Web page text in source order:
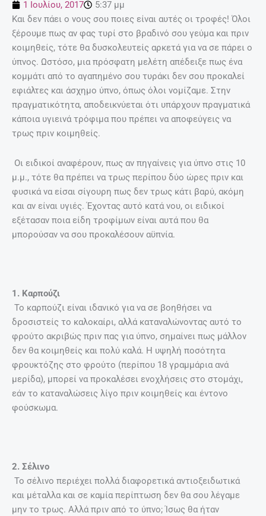
1 Ιουλίου, 2017
5:37 μμ
Και δεν πάει ο νους σου ποιες είναι αυτές οι τροφές! Όλοι
ξέρουμε πως αν φας τυρί στο βραδινό σου γεύμα και πριν
κοιμηθείς, τότε θα δυσκολευτείς αρκετά για να σε πάρει ο
ύπνος. Ωστόσο, μια πρόσφατη μελέτη απέδειξε πως ένα
κομμάτι από το αγαπημένο σου τυράκι δεν σου προκαλεί
εφιάλτες και άσχημο ύπνο, όπως όλοι νομίζαμε. Στην
πραγματικότητα, αποδεικνύεται ότι υπάρχουν πραγματικά
κάποια υγιεινά τρόφιμα που πρέπει να αποφεύγεις να
τρως πριν κοιμηθείς.
Οι ειδικοί αναφέρουν, πως αν πηγαίνεις για ύπνο στις 10
μ.μ., τότε θα πρέπει να τρως περίπου δύο ώρες πριν και
φυσικά να είσαι σίγουρη πως δεν τρως κάτι βαρύ, ακόμη
και αν είναι υγιές. Έχοντας αυτό κατά νου, οι ειδικοί
εξέτασαν ποια είδη τροφίμων είναι αυτά που θα
μπορούσαν να σου προκαλέσουν αϋπνία.
1. Καρπούζι
Το καρπούζι είναι ιδανικό για να σε βοηθήσει να
δροσιστείς το καλοκαίρι, αλλά καταναλώνοντας αυτό το
φρούτο ακριβώς πριν πας για ύπνο, σημαίνει πως μάλλον
δεν θα κοιμηθείς και πολύ καλά. Η υψηλή ποσότητα
φρουκτόζης στο φρούτο (περίπου 18 γραμμάρια ανά
μερίδα), μπορεί να προκαλέσει ενοχλήσεις στο στομάχι,
εάν το καταναλώσεις λίγο πριν κοιμηθείς και έντονο
φούσκωμα.
2. Σέλινο
Το σέλινο περιέχει πολλά διαφορετικά αντιοξειδωτικά
και μέταλλα και σε καμία περίπτωση δεν θα σου λέγαμε
μην το τρως. Αλλά πριν από το ύπνο; Ίσως θα ήταν